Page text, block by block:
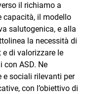
il richiamo a
capacità, il modello
salutogenica, e alla
la necessità di
di valorizzare le
ASD. Ne
sociali rilevanti per
con l’obiettivo di